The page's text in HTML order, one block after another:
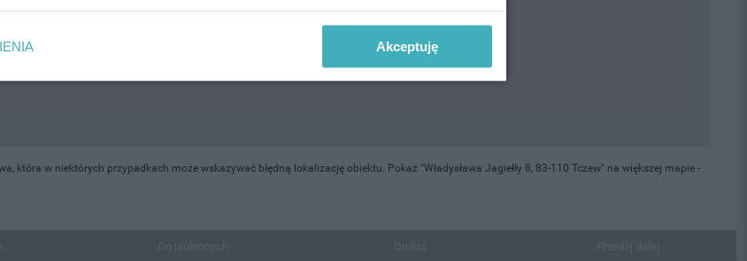
która w niektórych przypadkach może wskazywać błędną lokalizację obiektu. Pokaż "Władysława Jagiełły 8, 83-110 Tczew" na większej mapie -
Akceptuję